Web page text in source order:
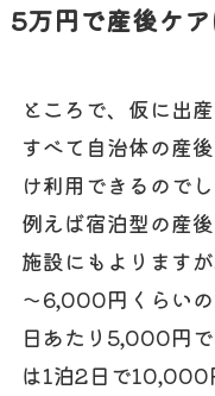
5万円で産後ケ
ところで、仮に出
すべて自治体の産
け利用できるのでし
例えば宿泊型の産
施設にもよります
～6,000円くらい
日あたり5,000円
は1泊2日で